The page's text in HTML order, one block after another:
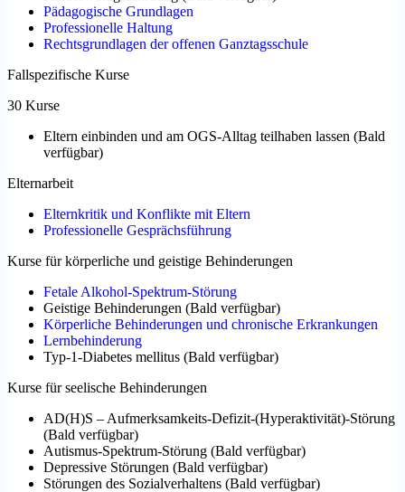
Pädagogische Grundlagen
Professionelle Haltung
Rechtsgrundlagen der offenen Ganztagsschule
Fallspezifische Kurse
30 Kurse
Eltern einbinden und am OGS-Alltag teilhaben lassen (Bald
verfügbar)
Elternarbeit
Elternkritik und Konflikte mit Eltern
Professionelle Gesprächsführung
Kurse für körperliche und geistige Behinderungen
Fetale Alkohol-Spektrum-Störung
Geistige Behinderungen (Bald verfügbar)
Körperliche Behinderungen und chronische Erkrankungen
Lernbehinderung
Typ-1-Diabetes mellitus (Bald verfügbar)
Kurse für seelische Behinderungen
AD(H)S – Aufmerksamkeits-Defizit-(Hyperaktivität)-Störung
(Bald verfügbar)
Autismus-Spektrum-Störung (Bald verfügbar)
Depressive Störungen (Bald verfügbar)
Störungen des Sozialverhaltens (Bald verfügbar)